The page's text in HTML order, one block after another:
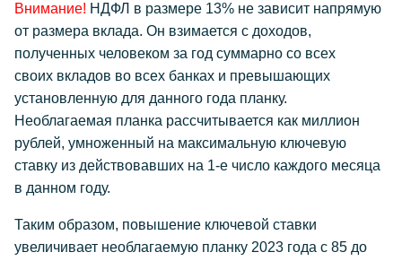
Внимание! НДФЛ в размере 13% не зависит напрямую
от размера вклада. Он взимается с доходов,
полученных человеком за год суммарно со всех
своих вкладов во всех банках и превышающих
установленную для данного года планку.
Необлагаемая планка рассчитывается как миллион
рублей, умноженный на максимальную ключевую
ставку из действовавших на 1-е число каждого месяца
в данном году.
Таким образом, повышение ключевой ставки
увеличивает необлагаемую планку 2023 года с 85 до